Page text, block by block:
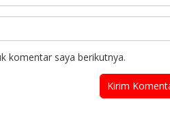
komentar saya berikutnya.